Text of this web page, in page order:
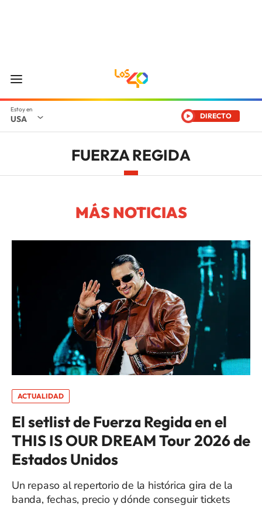
USA DIRECTO
FUERZA REGIDA
MÁS NOTICIAS
ACTUALIDAD
El setlist de Fuerza Regida en el
THIS IS OUR DREAM Tour 2026 de
Estados Unidos
Un repaso al repertorio de la histórica gira de la
banda, fechas, precio y dónde conseguir tickets